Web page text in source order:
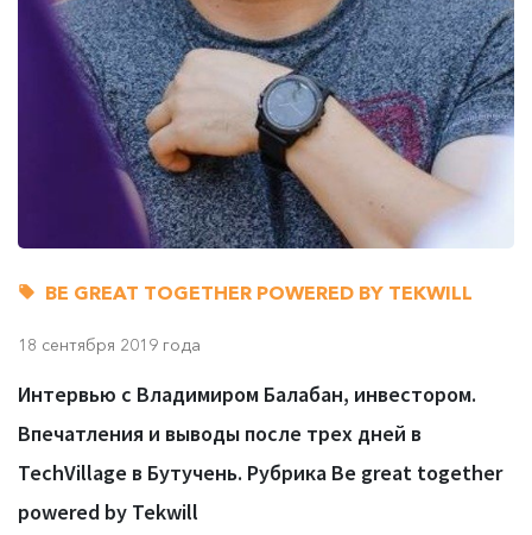
BE GREAT TOGETHER POWERED BY TEKWILL
18 сентября 2019 года
Интервью с Владимиром Балабан, инвестором.
Впечатления и выводы после трех дней в
TechVillage в Бутучень. Рубрика Be great together
powered by Tekwill